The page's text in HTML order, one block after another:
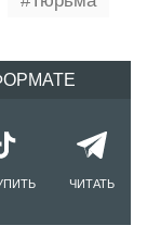
ЧИТАТЬ